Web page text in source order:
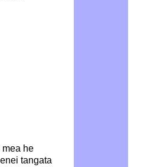
mea he
tangata